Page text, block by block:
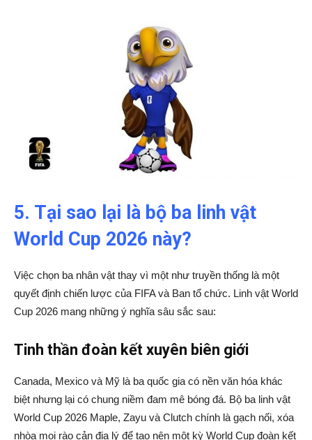
5. Tại sao lại là bộ ba linh vật
World Cup 2026 này?
Việc chọn ba nhân vật thay vì một như truyền thống là một
quyết định chiến lược của FIFA và Ban tổ chức. Linh vật World
Cup 2026 mang những ý nghĩa sâu sắc sau:
Tinh thần đoàn kết xuyên biên giới
Canada, Mexico và Mỹ là ba quốc gia có nền văn hóa khác
biệt nhưng lại có chung niềm đam mê bóng đá. Bộ ba linh vật
World Cup 2026 Maple, Zayu và Clutch chính là gạch nối, xóa
nhòa mọi rào cản địa lý để tạo nên một kỳ World Cup đoàn kết